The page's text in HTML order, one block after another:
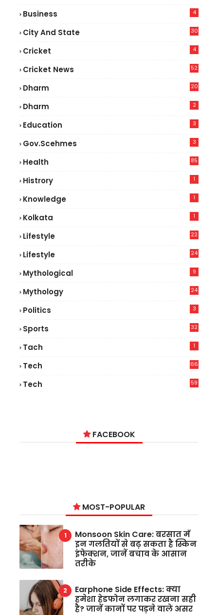
Business 4
City And State 30
Cricket 4
Cricket News
52
Dharm 20
Dharm 2
Education 3
Gov.scehmes 3
Health
85
Histrory 1
Knowledge 1
Kolkata 1
Lifestyle
22
Lifestyle
24
Mythological 9
Mythology 24
Politics 3
Sports 32
Tach 1
Tech
66
Tech
59
FACEBOOK
MOST-POPULAR
Monsoon Skin Care: बरसात में
इन गलतियों से बढ़ सकता है स्किन
इंफेक्शन, जानें बचाव के आसान
तरीके
Earphone Side Effects: क्या
हमेशा हेडफोन लगाकर रखना सही
है? जानें कानों पर पड़ने वाले असर